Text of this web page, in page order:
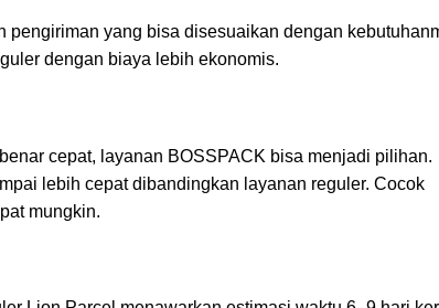
yang bisa disesuaikan dengan
dengan biaya lebih ekonomis.
cepat, layanan BOSSPACK bisa menjadi pilihan.
lebih cepat dibandingkan layanan reguler. Cocok
mungkin.